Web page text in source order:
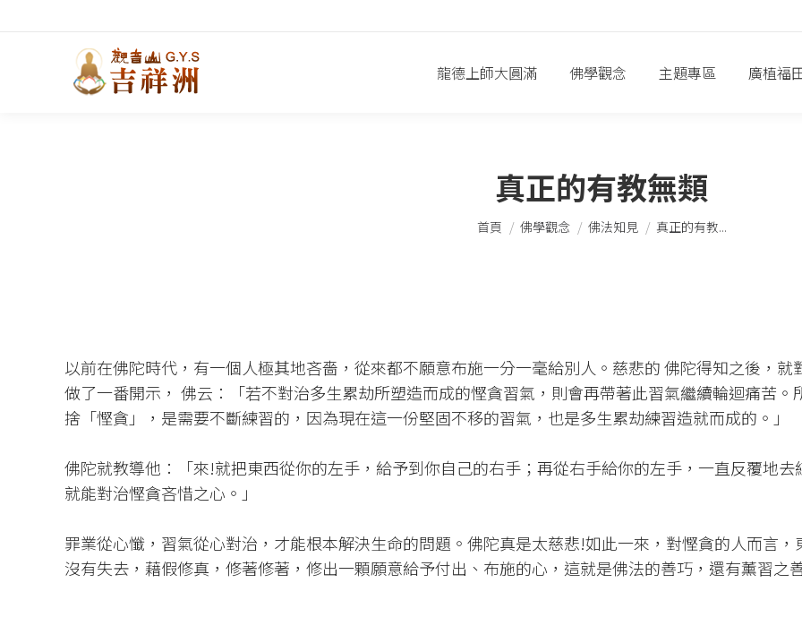
龍德上師大圓滿 佛學觀念 主題專區 廣植福
真正的有教無類
您在這裡：
首頁 佛學觀念 佛法知見 真正的有教...
以前在佛陀時代，有一個人極其地吝嗇，從來都不願意布施一分一毫給別人。慈悲的 佛陀得知之後，就
做了一番開示， 佛云：「若不對治多生累劫所塑造而成的慳貪習氣，則會再帶著此習氣繼續輪迴痛苦。
捨「慳貪」，是需要不斷練習的，因為現在這一份堅固不移的習氣，也是多生累劫練習造就而成的。」​
佛陀就教導他：「來!就把東西從你的左手，給予到你自己的右手；再從右手給你的左手，一直反覆地去
就能對治慳貪吝惜之心。」​
罪業從心懺，習氣從心對治，才能根本解決生命的問題。佛陀真是太慈悲!如此一來，對慳貪的人而言，
沒有失去，藉假修真，修著修著，修出一顆願意給予付出、布施的心，這就是佛法的善巧，還有薰習之